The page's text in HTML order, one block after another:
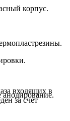
корпус.
анодирование.
входящих в
за счет